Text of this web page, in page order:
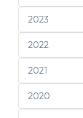
2023
2022
2021
2020